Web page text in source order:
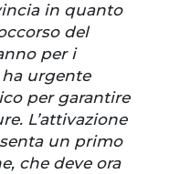
in quanto
del
per i
urgente
per garantire
L’attivazione
un primo
che deve ora